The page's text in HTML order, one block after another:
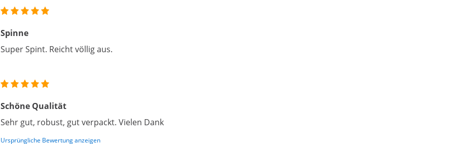
Spinne
Super Spint. Reicht völlig aus.
Schöne Qualität
Sehr gut, robust, gut verpackt. Vielen Dank
Ursprüngliche Bewertung anzeigen